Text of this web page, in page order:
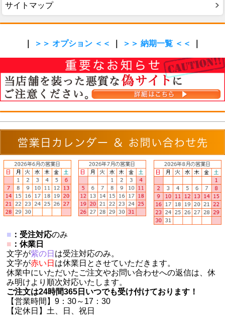
サイトマップ
＞＞ オプション ＜＜ ＞＞ 納期一覧 ＜＜
■ ：受注対応のみ
■ ：休業日
文字が紫の日 は受注対応のみ。
文字が赤い日 は休業日とさせていただきます。
休業中にいただいたご注文やお問い合わせへの返信は、休
み明けより順次対応いたします。
ご注文は24時間365日いつでも受け付けております！
【営業時間】9：30～17：30
【定休日】土、日、祝日